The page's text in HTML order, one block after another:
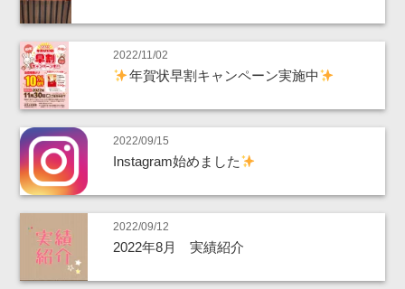
2022/11/02
年賀状早割キャンペーン実施中
2022/09/15
Instagram始めました
2022/09/12
2022年8月 実績紹介